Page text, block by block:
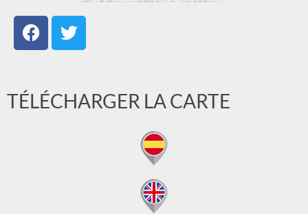
TÉLÉCHARGER LA CARTE